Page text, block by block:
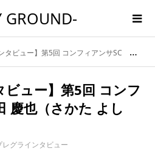
GROUND-
】第5回 コンフィアンサSC 酒田 慶也（さかた よしや）監督
ビュー】第5回 コンフ
慶也（さかた よし
レグラインタビュー